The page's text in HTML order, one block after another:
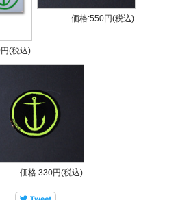
Base: 4.42 Area: 14.71
Base: 4.2 Area: 13.08 Foil:
(税込)
価格:550円(税込)
価格:330円(税込)